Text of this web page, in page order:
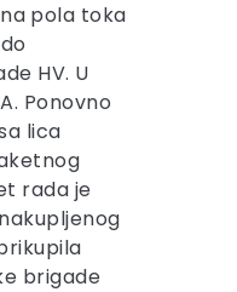
pola toka
HV. U
Ponovno
lica
rada je
brigade